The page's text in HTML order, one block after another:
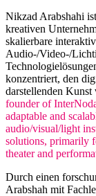
Nikzad Arabshahi
kreativen
skalierbare
Audio-/Video-/
konzentriert, den
darstellenden
founder of
adaptable and
audio/visual/light
solutions, primarily
theater and
Durch einen
Arabshah mit